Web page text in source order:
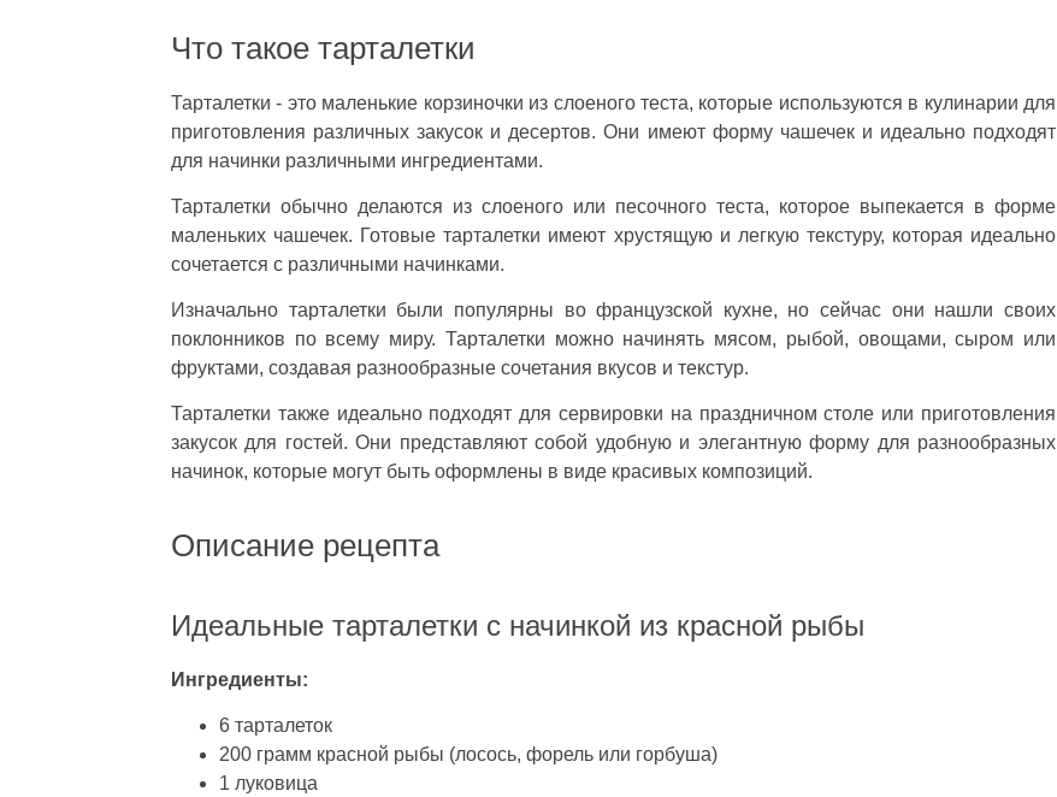
Что такое тарталетки
Тарталетки - это маленькие корзиночки из слоеного теста, которые используются в кулинарии для
приготовления различных закусок и десертов. Они имеют форму чашечек и идеально подходят
для начинки различными ингредиентами.
Тарталетки обычно делаются из слоеного или песочного теста, которое выпекается в форме
маленьких чашечек. Готовые тарталетки имеют хрустящую и легкую текстуру, которая идеально
сочетается с различными начинками.
Изначально тарталетки были популярны во французской кухне, но сейчас они нашли своих
поклонников по всему миру. Тарталетки можно начинять мясом, рыбой, овощами, сыром или
фруктами, создавая разнообразные сочетания вкусов и текстур.
Тарталетки также идеально подходят для сервировки на праздничном столе или приготовления
закусок для гостей. Они представляют собой удобную и элегантную форму для разнообразных
начинок, которые могут быть оформлены в виде красивых композиций.
Описание рецепта
Идеальные тарталетки с начинкой из красной рыбы
Ингредиенты:
6 тарталеток
200 грамм красной рыбы (лосось, форель или горбуша)
1 луковица